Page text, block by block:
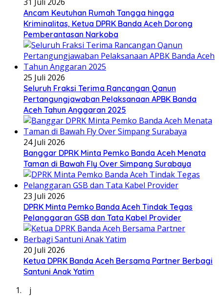
Ancam Keutuhan Rumah Tangga hingga
Kriminalitas, Ketua DPRK Banda Aceh Dorong
Pemberantasan Narkoba
25 Juli 2026
Seluruh Fraksi Terima Rancangan Qanun
Pertangungjawaban Pelaksanaan APBK Banda
Aceh Tahun Anggaran 2025
24 Juli 2026
Banggar DPRK Minta Pemko Banda Aceh Menata
Taman di Bawah Fly Over Simpang Surabaya
23 Juli 2026
DPRK Minta Pemko Banda Aceh Tindak Tegas
Pelanggaran GSB dan Tata Kabel Provider
20 Juli 2026
Ketua DPRK Banda Aceh Bersama Partner Berbagi
Santuni Anak Yatim
j